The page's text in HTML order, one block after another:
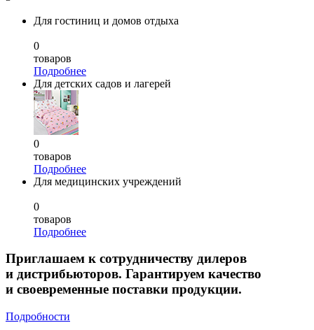
Для гостиниц и домов отдыха
0
товаров
Подробнее
Для детских садов и лагерей
0
товаров
Подробнее
Для медицинских учреждений
0
товаров
Подробнее
Приглашаем к сотрудничеству дилеров
и дистрибьюторов. Гарантируем качество
и своевременные поставки продукции.
Подробности